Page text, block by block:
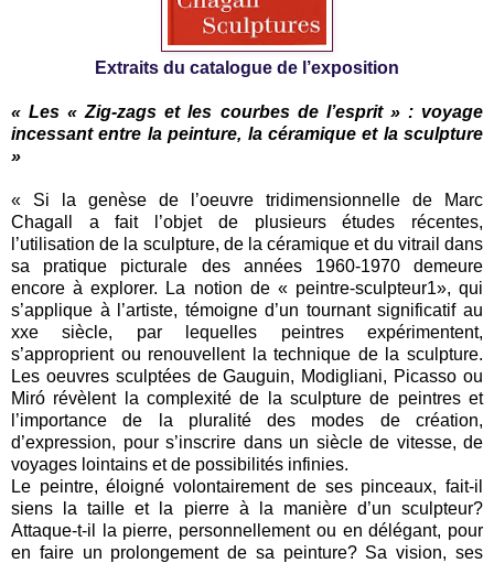
Extraits du catalogue de l’exposition
« Les « Zig-zags et les courbes de l’esprit » : voyage
incessant entre la peinture, la céramique et la sculpture
»
« Si la genèse de l’oeuvre tridimensionnelle de Marc
Chagall a fait l’objet de plusieurs études récentes,
l’utilisation de la sculpture, de la céramique et du vitrail dans
sa pratique picturale des années 1960-1970 demeure
encore à explorer. La notion de « peintre-sculpteur1», qui
s’applique à l’artiste, témoigne d’un tournant significatif au
xxe siècle, par lequelles peintres expérimentent,
s’approprient ou renouvellent la technique de la sculpture.
Les oeuvres sculptées de Gauguin, Modigliani, Picasso ou
Miró révèlent la complexité de la sculpture de peintres et
l’importance de la pluralité des modes de création,
d’expression, pour s’inscrire dans un siècle de vitesse, de
voyages lointains et de possibilités infinies.
Le peintre, éloigné volontairement de ses pinceaux, fait-il
siens la taille et la pierre à la manière d’un sculpteur?
Attaque-t-il la pierre, personnellement ou en délégant, pour
en faire un prolongement de sa peinture? Sa vision, ses